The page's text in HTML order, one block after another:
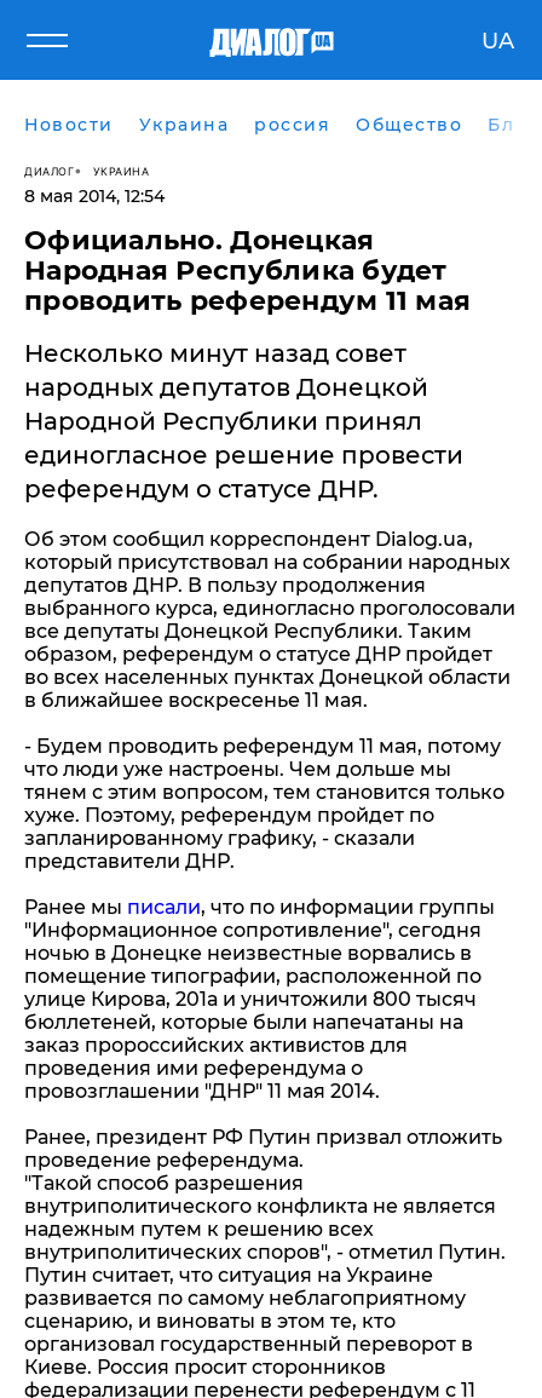
UA
Новости Украина россия Общество
ДИАЛОГ УКРАИНА
8 мая 2014, 12:54
Официально. Донецкая
Народная Республика будет
проводить референдум 11 мая
Несколько минут назад совет
народных депутатов Донецкой
Народной Республики принял
единогласное решение провести
референдум о статусе ДНР.
Об этом сообщил корреспондент Dialog.ua,
который присутствовал на собрании народных
депутатов ДНР. В пользу продолжения
выбранного курса, единогласно проголосовали
все депутаты Донецкой Республики. Таким
образом, референдум о статусе ДНР пройдет
во всех населенных пунктах Донецкой области
в ближайшее воскресенье 11 мая.
- Будем проводить референдум 11 мая, потому
что люди уже настроены. Чем дольше мы
тянем с этим вопросом, тем становится только
хуже. Поэтому, референдум пройдет по
запланированному графику, - сказали
представители ДНР.
Ранее мы писали, что по информации группы
"Информационное сопротивление", сегодня
ночью в Донецке неизвестные ворвались в
помещение типографии, расположенной по
улице Кирова, 201а и уничтожили 800 тысяч
бюллетеней, которые были напечатаны на
заказ пророссийских активистов для
проведения ими референдума о
провозглашении "ДНР" 11 мая 2014.
Ранее, президент РФ Путин призвал отложить
проведение референдума.
"Такой способ разрешения
внутриполитического конфликта не является
надежным путем к решению всех
внутриполитических споров", - отметил Путин.
Путин считает, что ситуация на Украине
развивается по самому неблагоприятному
сценарию, и виноваты в этом те, кто
организовал государственный переворот в
Киеве. Россия просит сторонников
федерализации перенести референдум с 11